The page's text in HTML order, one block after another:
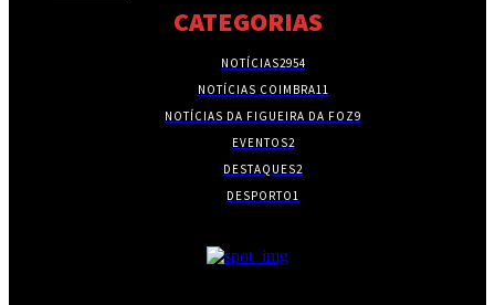
CATEGORIAS
NOTÍCIAS2954
NOTÍCIAS COIMBRA11
NOTÍCIAS DA FIGUEIRA DA FOZ9
EVENTOS2
DESTAQUES2
DESPORTO1